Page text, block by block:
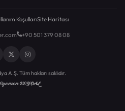
KoşullarıSite Haritası
+90 501 379 08 08
A.Ş. Tüm hakları saklıdır.
Egemen KEYDAL